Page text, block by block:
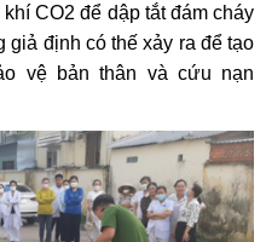
CO2 để dập tắt đám cháy
giả định có thế xảy ra để tạo
vệ bản thân và cứu nạn